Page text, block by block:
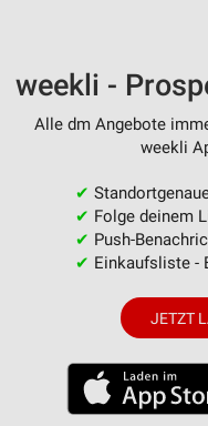
weekli -
Alle dm Angebote
weekli
✔
✔ Folge deinem
✔ Push-
✔ Einkaufsliste -
JETZT